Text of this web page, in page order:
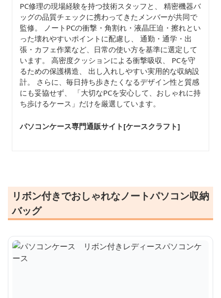
PC修理の現場経験を持つ技術スタッフと、 精密機器バ
ッグの品質チェックに携わってきたメンバーが共同で
監修。 ノートPCの衝撃・角割れ・液晶圧迫・擦れとい
った壊れやすいポイントに配慮し、 通勤・通学・出
張・カフェ作業など、日常の使い方を基準に選定して
います。 高密度クッションによる衝撃吸収、 PCを守
るための保護構造、 出し入れしやすい実用的な収納設
計。 さらに、毎日持ち歩きたくなるデザイン性と質感
にも妥協せず、 「大切なPCを安心して、おしゃれに持
ち歩けるケース」だけを厳選しています。
パソコンケース専門通販サイト[ケースクラフト]
リボン付きでおしゃれなノートパソコン収納
バッグ